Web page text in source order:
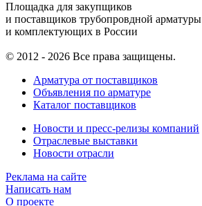
Площадка для закупщиков
и поставщиков трубопровдной арматуры
и комплектующих в России
© 2012 - 2026 Все права защищены.
Арматура от поставщиков
Объявления по арматуре
Каталог поставщиков
Новости и пресс-релизы компаний
Отраслевые выставки
Новости отрасли
Реклама на сайте
Написать нам
О проекте